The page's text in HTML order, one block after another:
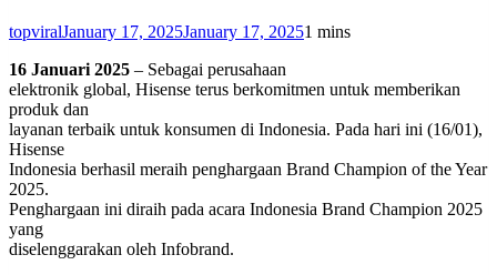
topviralJanuary 17, 2025January 17, 20251 mins
16 Januari 2025 – Sebagai perusahaan
elektronik global, Hisense terus berkomitmen untuk memberikan
produk dan
layanan terbaik untuk konsumen di Indonesia. Pada hari ini (16/01),
Hisense
Indonesia berhasil meraih penghargaan Brand Champion of the Year
2025.
Penghargaan ini diraih pada acara Indonesia Brand Champion 2025
yang
diselenggarakan oleh Infobrand.